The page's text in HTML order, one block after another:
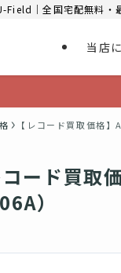
Field｜全国宅配無料・
当店
【レコード買取価格
コード買
）